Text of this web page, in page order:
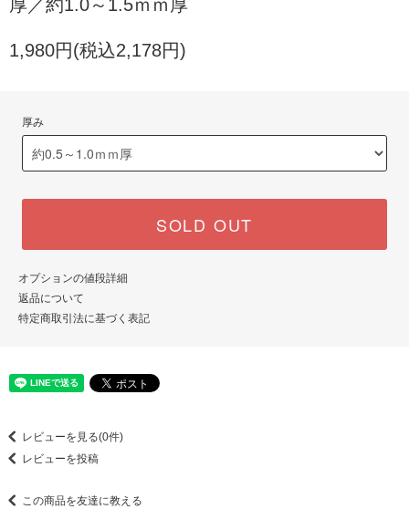
厚／約1.0～1.5ｍｍ厚
1,980円(税込2,178円)
厚み
SOLD OUT
オプションの値段詳細
返品について
特定商取引法に基づく表記
レビューを見る(0件)
レビューを投稿
この商品を友達に教える